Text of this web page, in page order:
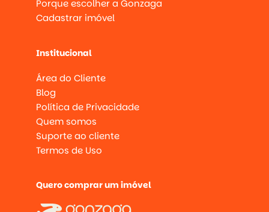
Porque escolher a Gonzaga
Cadastrar imóvel
Institucional
Área do Cliente
Blog
Política de Privacidade
Quem somos
Suporte ao cliente
Termos de Uso
Quero comprar um imóvel